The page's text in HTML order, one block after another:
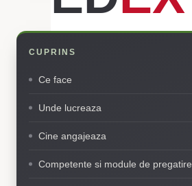
CUPRINS
Ce face
Unde lucreaza
Cine angajeaza
Competente si module de pregatire